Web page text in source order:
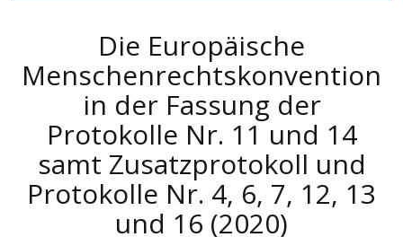
Die Europäische
Menschenrechtskonvention
in der Fassung der
Protokolle Nr. 11 und 14
samt Zusatzprotokoll und
Protokolle Nr. 4, 6, 7, 12, 13
und 16 (2020)